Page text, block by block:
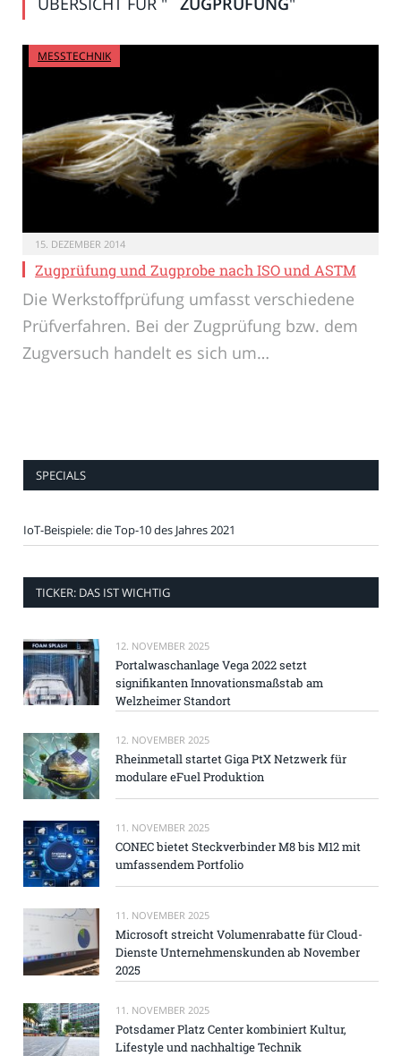
MESSTECHNIK
15. DEZEMBER 2014
Zugprüfung und Zugprobe nach ISO und ASTM
Die Werkstoffprüfung umfasst verschiedene
Prüfverfahren. Bei der Zugprüfung bzw. dem
Zugversuch handelt es sich um…
SPECIALS
IoT-Beispiele: die Top-10 des Jahres 2021
TICKER: DAS IST WICHTIG
12. NOVEMBER 2025
Portalwaschanlage Vega 2022 setzt
signifikanten Innovationsmaßstab am
Welzheimer Standort
12. NOVEMBER 2025
Rheinmetall startet Giga PtX Netzwerk für
modulare eFuel Produktion
11. NOVEMBER 2025
CONEC bietet Steckverbinder M8 bis M12 mit
umfassendem Portfolio
11. NOVEMBER 2025
Microsoft streicht Volumenrabatte für Cloud-
Dienste Unternehmenskunden ab November
2025
11. NOVEMBER 2025
Potsdamer Platz Center kombiniert Kultur,
Lifestyle und nachhaltige Technik